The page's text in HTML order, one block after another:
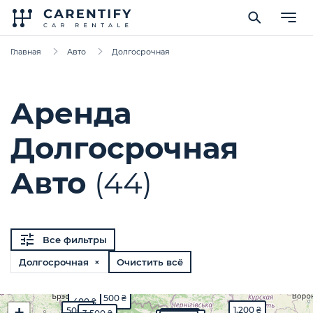
Главная Авто Долгосрочная
Аренда
Долгосрочная
Авто (44)
Все фильтры
Долгосрочная ×
Очистить всё
500 ₴
500 ₴
400 ₴
1,200 ₴